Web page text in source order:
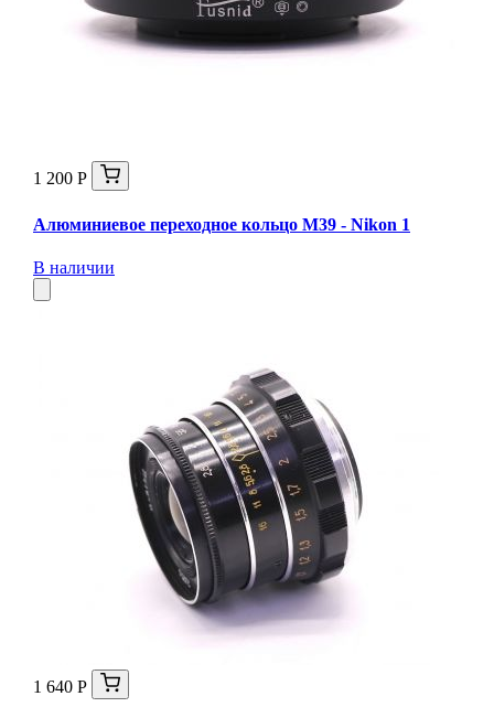
1 200 Р
Алюминиевое переходное кольцо M39 - Nikon 1
В наличии
1 640 Р